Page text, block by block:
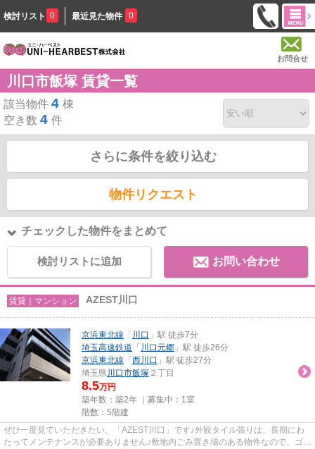
検討リスト 0 最近見た物件 0
お問合せ
川口市飯塚 賃貸一覧
該当物件 4 棟
空き数 4 件
さらに条件を絞り込む
物件リクエスト
チェックした物件をまとめて
検討リストに追加 お問い合わせ
賃貸｜マンション AZEST川口
京浜東北線 「 川口 」駅 徒歩7分
埼玉高速鉄道 「 川口元郷 」駅 徒歩26分
京浜東北線 「 西川口 」駅 徒歩27分
埼玉県川口市飯塚 ２丁目
8.5万円
築年数：築2年 ｜募集中： 1室
階数：5階建
ぜひ一度見ていただきたい、「AZEST川口」です♪外観タイル張りは、長期にわ
たってメンテナンスが必要ありません♪敷地内ごみ置き場のある物件なので、ゴミ